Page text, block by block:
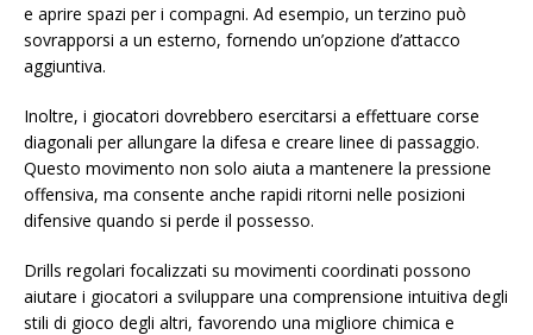
e aprire spazi per i compagni. Ad esempio, un terzino può
sovrapporsi a un esterno, fornendo un’opzione d’attacco
aggiuntiva.
Inoltre, i giocatori dovrebbero esercitarsi a effettuare corse
diagonali per allungare la difesa e creare linee di passaggio.
Questo movimento non solo aiuta a mantenere la pressione
offensiva, ma consente anche rapidi ritorni nelle posizioni
difensive quando si perde il possesso.
Drills regolari focalizzati su movimenti coordinati possono
aiutare i giocatori a sviluppare una comprensione intuitiva degli
stili di gioco degli altri, favorendo una migliore chimica e